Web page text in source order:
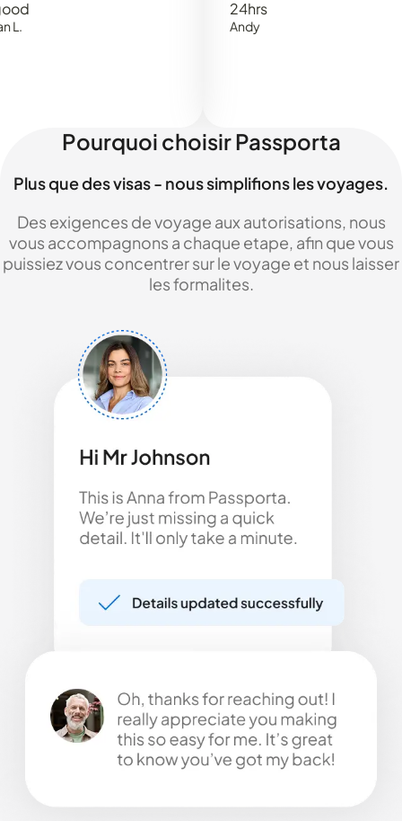
Pourquoi choisir Passporta
Plus que des visas - nous simplifions les voyages.
Des exigences de voyage aux autorisations, nous
vous accompagnons a chaque etape, afin que vous
puissiez vous concentrer sur le voyage et nous laisser
les formalites.